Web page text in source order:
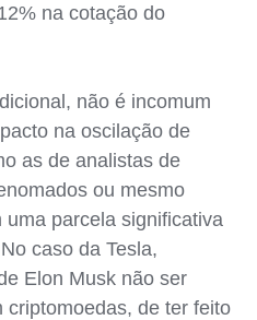
na cotação do
não é incomum
na oscilação de
as de analistas de
ou mesmo
parcela significativa
caso da Tesla,
Elon Musk não ser
criptomoedas, de ter feito